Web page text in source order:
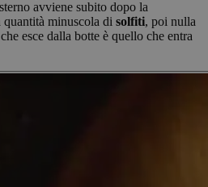
avviene subito dopo la
minuscola di solfiti, poi nulla
esce dalla botte è quello che entra